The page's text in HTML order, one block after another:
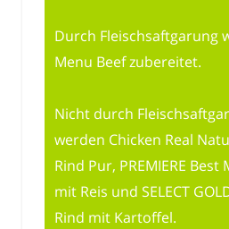
Durch Fleischsaftgarung
Menu Beef zubereitet.
Nicht durch
werden Chicken Real
Rind Pur, PREMIERE
mit Reis und SELECT
Rind mit Kartoffel.